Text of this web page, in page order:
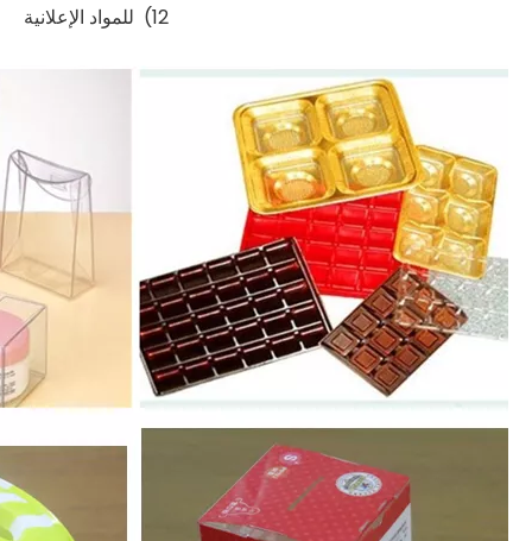
12) للمواد الإعلانية